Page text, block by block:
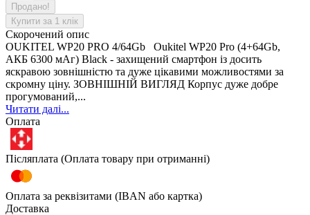
Продано!
Купити за 1 клiк
Скорочений опис
OUKITEL WP20 PRO 4/64Gb Oukitel WP20 Pro (4+64Gb,
АКБ 6300 мАг) Black - захищений смартфон із досить
яскравою зовнішністю та дуже цікавими можливостями за
скромну ціну. ЗОВНІШНІЙ ВИГЛЯД Корпус дуже добре
прогумований,...
Читати далі...
Оплата
Післяплата (Оплата товару при отриманні)
Оплата за реквізитами (IBAN або картка)
Доставка